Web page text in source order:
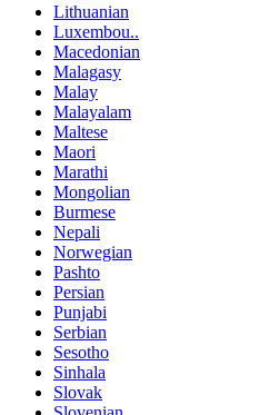
Lithuanian
Luxembou..
Macedonian
Malagasy
Malay
Malayalam
Maltese
Maori
Marathi
Mongolian
Burmese
Nepali
Norwegian
Pashto
Persian
Punjabi
Serbian
Sesotho
Sinhala
Slovak